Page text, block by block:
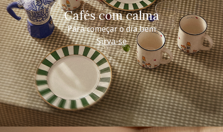
Cafés com calma
Para começar o dia bem
Sirva-se